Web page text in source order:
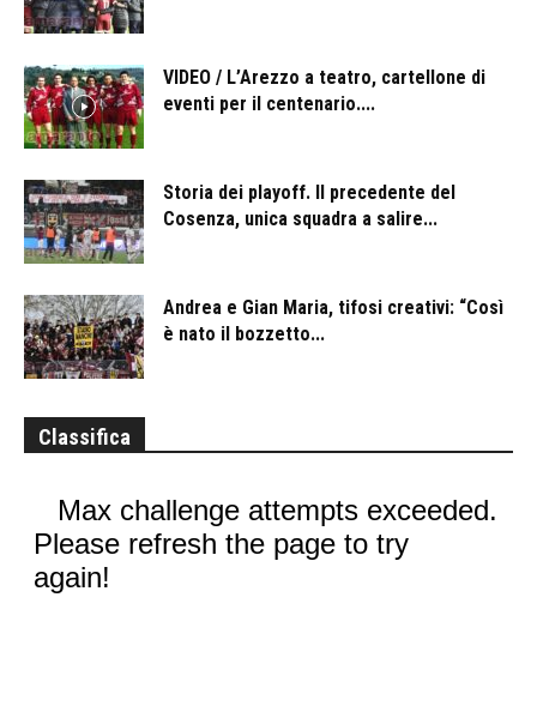
VIDEO / L’Arezzo a teatro, cartellone di
eventi per il centenario....
Storia dei playoff. Il precedente del
Cosenza, unica squadra a salire...
Andrea e Gian Maria, tifosi creativi: “Così
è nato il bozzetto...
Classifica